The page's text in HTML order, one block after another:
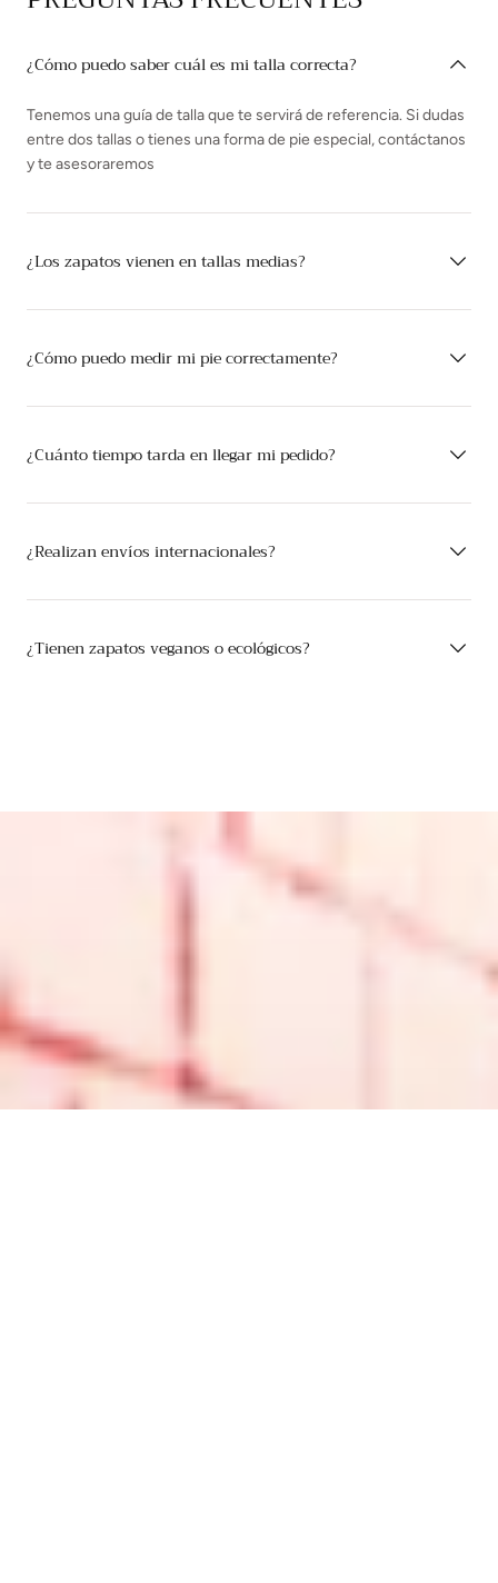
¿Cómo puedo saber cuál es mi talla correcta?
Tenemos una guía de talla que te servirá de referencia. Si dudas
entre dos tallas o tienes una forma de pie especial, contáctanos
y te asesoraremos
¿Los zapatos vienen en tallas medias?
¿Cómo puedo medir mi pie correctamente?
¿Cuánto tiempo tarda en llegar mi pedido?
¿Realizan envíos internacionales?
¿Tienen zapatos veganos o ecológicos?